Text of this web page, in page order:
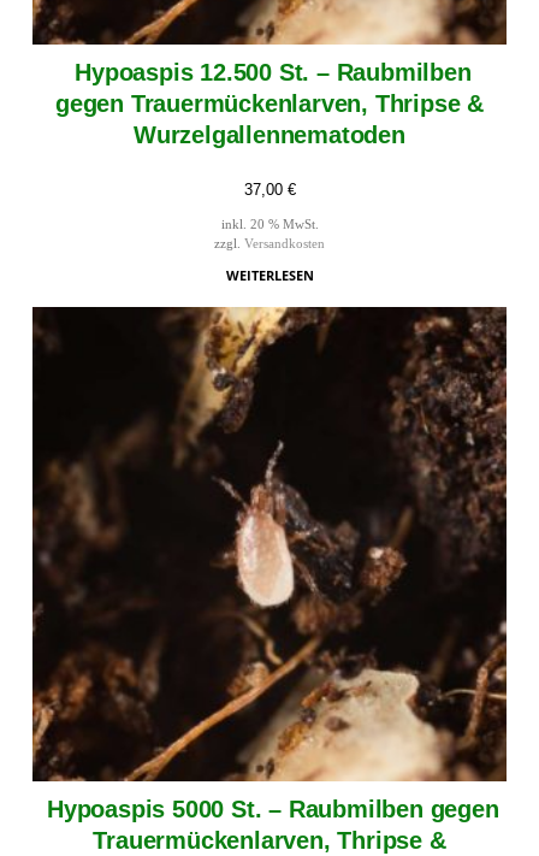
Hypoaspis 12.500 St. – Raubmilben
gegen Trauermückenlarven, Thripse &
Wurzelgallennematoden
37,00 €
inkl. 20 % MwSt.
zzgl. Versandkosten
WEITERLESEN
Hypoaspis 5000 St. – Raubmilben gegen
Trauermückenlarven, Thripse &